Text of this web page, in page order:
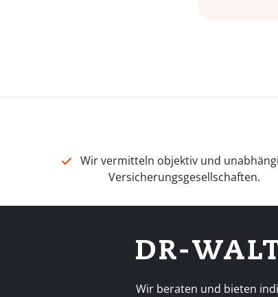
Wir vermitteln objektiv und
Versicherungsgesellschaften.
Wir beraten und bieten